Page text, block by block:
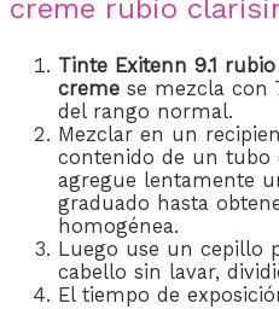
creme rubio
Tinte Exitenn 9.1
creme se mezcla con
del rango normal.
Mezclar en un
contenido de un tubo
agregue lentamente
graduado hasta
homogénea.
Luego use un cepillo
cabello sin lavar,
El tiempo de